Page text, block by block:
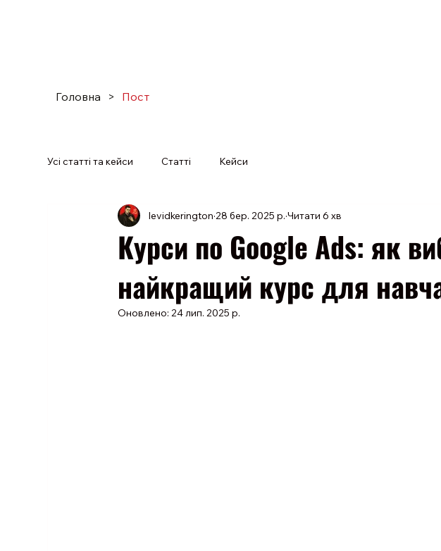
Усі статті та кейси Статті Кейси
Курси по Google Ads: як
найкращий курс для
levidkerington 28 бер. 2025 р. Читати 6 хв
Оновлено:24 лип. 2025 р.
Головна > Пост